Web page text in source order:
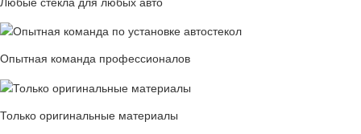
Опытная команда профессионалов
Только оригинальные материалы